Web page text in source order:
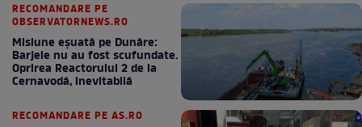
RECOMANDARE PE
OBSERVATORNEWS.RO
Misiune eșuată pe Dunăre:
Barjele nu au fost scufundate.
Oprirea Reactorului 2 de la
Cernavodă, inevitabilă
RECOMANDARE PE AS.RO